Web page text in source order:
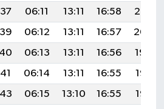
06:11 13:11 16:58
20:02
06:12 13:11 16:57
20:00
06:13 13:11 16:56
19:59
06:14 13:11 16:55
19:57
06:15 13:10 16:55
19:56